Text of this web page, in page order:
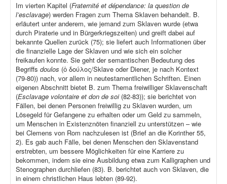
Im vierten Kapitel (Fraternité et dépendance: la question de
l’esclavage) werden Fragen zum Thema Sklaven behandelt. B.
erläutert unter anderem, wie jemand zum Sklaven wurde (etwa
durch Piraterie und in Bürgerkriegszeiten) und greift dabei auf
bekannte Quellen zurück (75); sie liefert auch Informationen über
die finanzielle Lage der Sklaven und wie sich ein solcher
freikaufen konnte. Sie geht der semantischen Bedeutung des
Begriffs doulos (ὁ δούλος/Sklave oder Diener, je nach Kontext
(79-80)) nach, vor allem in neutestamentlichen Schriften. Einen
eigenen Abschnitt bietet B. zum Thema freiwilliger Sklavenschaft
(Esclavage volontaire et don de soi(82-83)); sie berichtet von
Fällen, bei denen Personen freiwillig zu Sklaven wurden, um
Lösegeld für Gefangene zu erhalten oder um Geld zu sammeln,
um Menschen in Existenznöten finanziell zu unterstützen – wie
bei Clemens von Rom nachzulesen ist (Brief an die Korinther 55,
2). Es gab auch Fälle, bei denen Menschen den Sklavenstand
erstrebten, um bessere Möglichkeiten für eine Karriere zu
bekommen, indem sie eine Ausbildung etwa zum Kalligraphen und
Stenographen durchliefen (83). B. berichtet auch von Sklaven, die
in einem christlichen Haus lebten (89-92).